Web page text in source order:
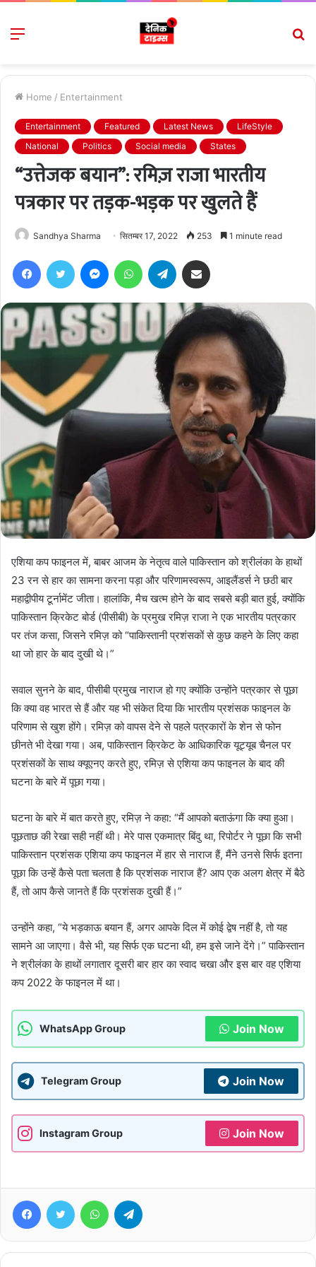
Menu
Home / Entertainment
Entertainment Featured Latest News
LifeStyle
National
Politics Social media States
“उत्तेजक बयान”: रमिज़ राजा भारतीय
पत्रकार पर तड़क-भड़क पर खुलते हैं
Sandhya Sharma सितम्बर 17, 2022 253 1 minute read
FacebookTwitter MessengerWhatsAppTelegram
एशिया कप फाइनल में, बाबर आजम के नेतृत्व वाले पाकिस्तान को श्रीलंका के हाथों
23 रन से हार का सामना करना पड़ा और परिणामस्वरूप, आइलैंडर्स ने छठी बार
महाद्वीपीय टूर्नामेंट जीता। हालांकि, मैच खत्म होने के बाद सबसे बड़ी बात हुई, क्योंकि
पाकिस्तान क्रिकेट बोर्ड (पीसीबी) के प्रमुख रमिज़ राजा ने एक भारतीय पत्रकार
पर तंज कसा, जिसने रमिज़ को “पाकिस्तानी प्रशंसकों से कुछ कहने के लिए कहा
था जो हार के बाद दुखी थे।”
सवाल सुनने के बाद, पीसीबी प्रमुख नाराज हो गए क्योंकि उन्होंने पत्रकार से पूछा
कि क्या वह भारत से हैं और यह भी संकेत दिया कि भारतीय प्रशंसक फाइनल के
परिणाम से खुश होंगे। रमिज़ को वापस देने से पहले पत्रकारों के शेन से फोन
छीनते भी देखा गया। अब, पाकिस्तान क्रिकेट के आधिकारिक यूट्यूब चैनल पर
प्रशंसकों के साथ क्यूएनए करते हुए, रमिज़ से एशिया कप फाइनल के बाद की
घटना के बारे में पूछा गया।
घटना के बारे में बात करते हुए, रमिज़ ने कहा: “मैं आपको बताऊंगा कि क्या हुआ।
पूछताछ की रेखा सही नहीं थी। मेरे पास एकमात्र बिंदु था, रिपोर्टर ने पूछा कि सभी
पाकिस्तान प्रशंसक एशिया कप फाइनल में हार से नाराज हैं, मैंने उनसे सिर्फ इतना
पूछा कि उन्हें कैसे पता चलता है कि प्रशंसक नाराज हैं? आप एक अलग क्षेत्र में बैठे
हैं, तो आप कैसे जानते हैं कि प्रशंसक दुखी हैं।”
उन्होंने कहा, “ये भड़काऊ बयान हैं, अगर आपके दिल में कोई द्वेष नहीं है, तो यह
सामने आ जाएगा। वैसे भी, यह सिर्फ एक घटना थी, हम इसे जाने देंगे।” पाकिस्तान
ने श्रीलंका के हाथों लगातार दूसरी बार हार का स्वाद चखा और इस बार वह एशिया
कप 2022 के फाइनल में था।
WhatsApp Group Join Now
Telegram Group Join Now
Instagram Group Join Now
FacebookTwitter WhatsApp